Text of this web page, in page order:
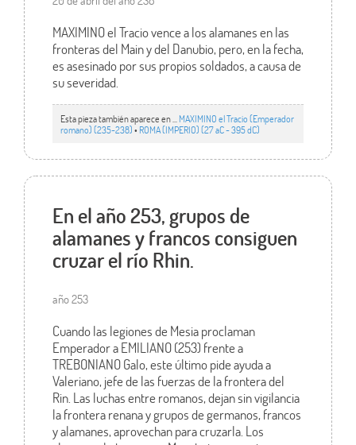
MAXIMINO el Tracio vence a los alamanes en las
fronteras del Main y del Danubio, pero, en la fecha,
es asesinado por sus propios soldados, a causa de
su severidad.
Esta pieza también aparece en ... MAXIMINO el Tracio (Emperador
romano) (235-238)• ROMA (IMPERIO) (27 aC - 395 dC)
En el año 253, grupos de
alamanes y francos consiguen
cruzar el río Rhin.
año 253
Cuando las legiones de Mesia proclaman
Emperador a EMILIANO (253) frente a
TREBONIANO Galo, este último pide ayuda a
Valeriano, jefe de las fuerzas de la frontera del
Rin. Las luchas entre romanos, dejan sin vigilancia
la frontera renana y grupos de germanos, francos
y alamanes, aprovechan para cruzarla. Los